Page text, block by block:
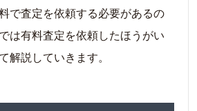
で査定を依頼する必要があるの
は有料査定を依頼したほうがい
解説していきます。